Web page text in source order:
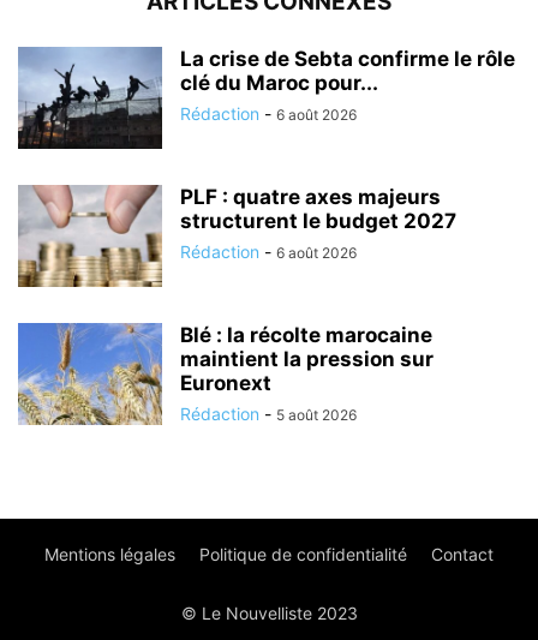
La crise de Sebta confirme le rôle
clé du Maroc pour...
Rédaction - 6 août 2026
PLF : quatre axes majeurs
structurent le budget 2027
Rédaction - 6 août 2026
Blé : la récolte marocaine
maintient la pression sur
Euronext
Rédaction - 5 août 2026
Mentions légales Politique de confidentialité Contact
© Le Nouvelliste 2023